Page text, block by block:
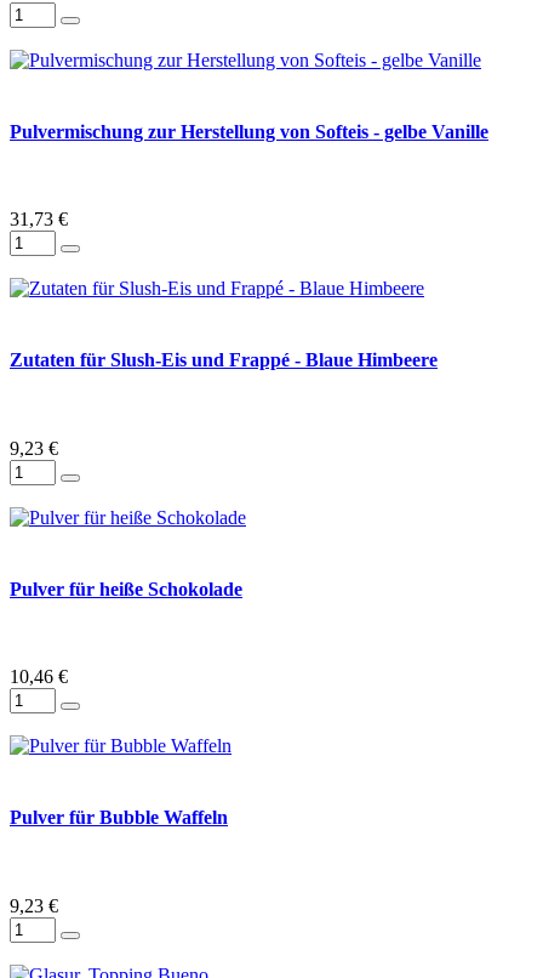
Pulvermischung zur Herstellung von Softeis - gelbe Vanille
31,73 €
Zutaten für Slush-Eis und Frappé - Blaue Himbeere
9,23 €
Pulver für heiße Schokolade
10,46 €
Pulver für Bubble Waffeln
9,23 €